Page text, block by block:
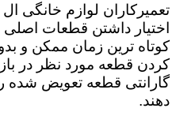
تعمیرکاران لوازم خانگی ال
اختیار داشتن قطعات اصلی
کوتاه ترین زمان ممکن و
کردن قطعه مورد نظر در
گارانتی قطعه تعویض شده
دهند.